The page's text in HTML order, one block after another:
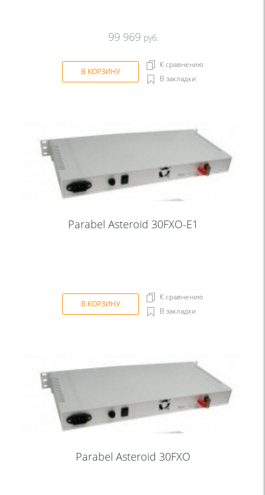
99 969 руб.
В КОРЗИНУ
К сравнению
В закладки
Parabel Asteroid 30FXО-E1
В КОРЗИНУ
К сравнению
В закладки
Parabel Asteroid 30FXO